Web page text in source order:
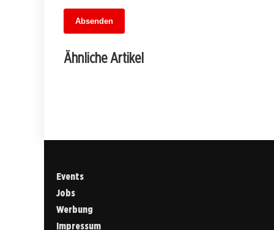
Absenden
Ähnliche Artikel
05. Juli 2026
Wenn der Besen zur Waffe wird: Ein
Events
Jobs
Werbung
Impressum